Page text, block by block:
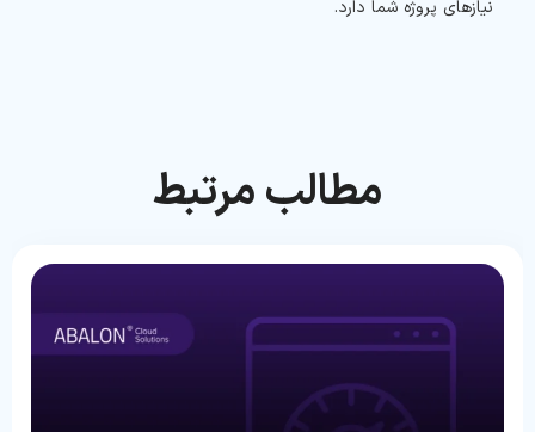
نیازهای پروژه شما دارد.
مطالب مرتبط